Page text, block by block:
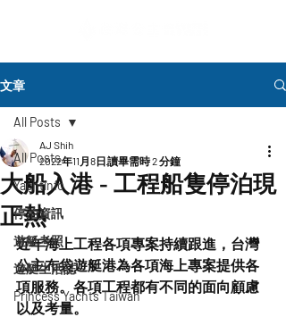
文章
All Posts
Yachtinfo
停泊資訊
遊艇考照
遊艇生活誌
Princess Yachts Taiwan
All Posts
大船入港 - 工程船隻停泊現
正熱
AJ Shih
2022年11月8日讀畢需時 2 分鐘
近年海上工程各項專案持續跟進，台灣
公主布袋遊艇港為各項海上專案提供各
項服務。 各項工程都有不同的面向顧慮
以及考量。